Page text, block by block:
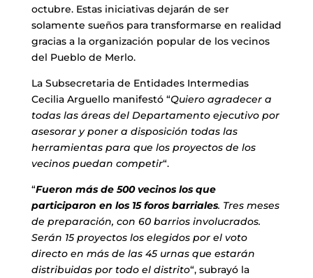
octubre. Estas iniciativas dejarán de ser
solamente sueños para transformarse en realidad
gracias a la organización popular de los vecinos
del Pueblo de Merlo.
La Subsecretaria de Entidades Intermedias
Cecilia Arguello manifestó “Quiero agradecer a
todas las áreas del Departamento ejecutivo por
asesorar y poner a disposición todas las
herramientas para que los proyectos de los
vecinos puedan competir“.
“Fueron más de 500 vecinos los que
participaron en los 15 foros barriales. Tres meses
de preparación, con 60 barrios involucrados.
Serán 15 proyectos los elegidos por el voto
directo en más de las 45 urnas que estarán
distribuidas por todo el distrito“, subrayó la